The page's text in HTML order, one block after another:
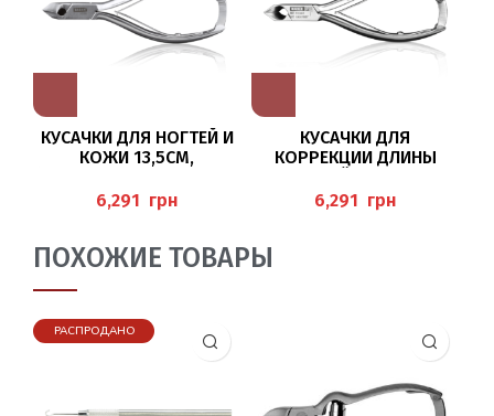
КУСАЧКИ ДЛЯ НОГТЕЙ И
КОЖИ 13,5СМ,
грн
КУСАЧКИ ДЛЯ
КОРРЕКЦИИ ДЛИНЫ
13,5 СМ, ЛЕЗВИЕ 15ММ
BAEHR
грн
ПОХОЖИЕ ТОВАРЫ
РАСПРОДАНО